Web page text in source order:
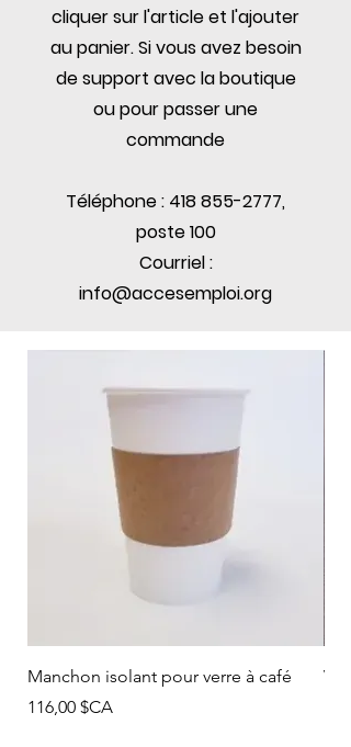
cliquer sur l'article et l'ajouter
au panier. Si vous avez besoin
de support avec la boutique
ou pour passer une
commande
Téléphone : 418 855-2777,
poste 100
Courriel :
info@accesemploi.org
Manchon isolant pour verre à café
Prix
116,00 $CA